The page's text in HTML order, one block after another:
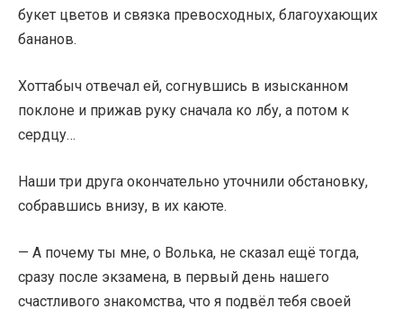
букет цветов и связка превосходных, благоухающих
бананов.
Хоттабыч отвечал ей, согнувшись в изысканном
поклоне и прижав руку сначала ко лбу, а потом к
сердцу…
Наши три друга окончательно уточнили обстановку,
собравшись внизу, в их каюте.
— А почему ты мне, о Волька, не сказал ещё тогда,
сразу после экзамена, в первый день нашего
счастливого знакомства, что я подвёл тебя своей